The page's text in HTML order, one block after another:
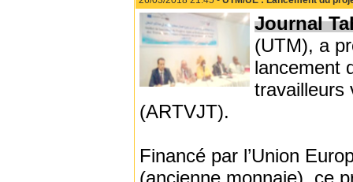
Journal
(UTM), a
lancement
travailleurs
(ARTVJT).
Financé par l’Union
(ancienne monnaie), ce